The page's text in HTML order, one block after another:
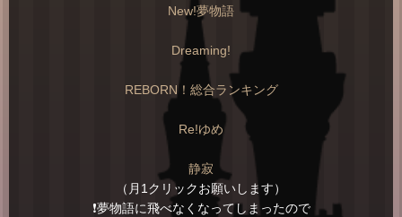
New!夢物語
Dreaming!
REBORN！総合ランキング
Re!ゆめ
静寂
（月1クリックお願いします）
❗️夢物語に飛べなくなってしまったので